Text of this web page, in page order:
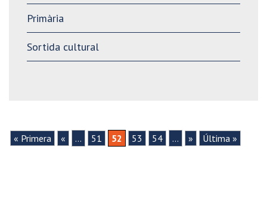
Primària
Sortida cultural
« Primera « ... 51 52 53 54 ... » Última »